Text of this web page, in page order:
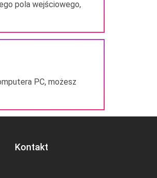
pola wejściowego,
PC, możesz
Kontakt